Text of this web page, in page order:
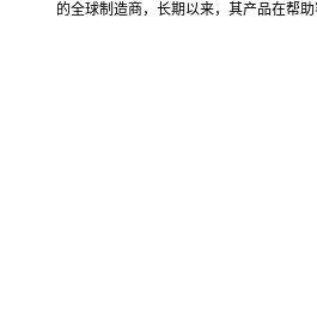
的全球制造商，长期以来，其产品在帮